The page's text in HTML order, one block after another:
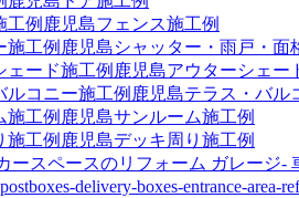
フェンス施工例
シャッター・雨戸・面
アウターシェー
テラス・バル
サンルーム施工例
デッキ周り施工例